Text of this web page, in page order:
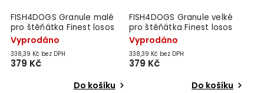
FISH4DOGS Granule malé
pro štěňátka Finest losos
se sladkými bramborami 1,5
kg, 2m+
Vyprodáno
338,39 Kč bez DPH
379 Kč
Do košíku
FISH4DOGS Granule velké
pro štěňátka Finest losos
se sladkými bramborami 1,5
kg, 2m+
Vyprodáno
338,39 Kč bez DPH
379 Kč
Do košíku